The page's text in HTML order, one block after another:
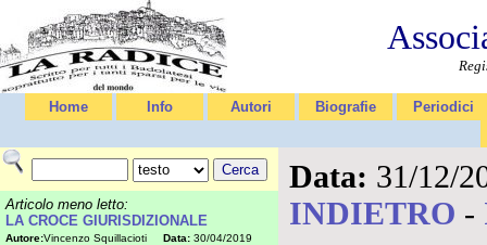
Home Info Autori Biografie Periodici
Articolo meno letto:
LA CROCE GIURISDIZIONALE
Autore:Vincenzo Squillacioti Data: 30/04/2019
Data: 31/12/
INDIETRO -